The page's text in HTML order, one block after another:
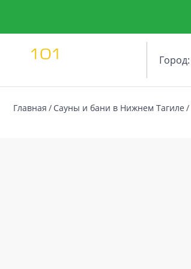
Город:
Главная Сауны и бани в Нижнем Тагиле